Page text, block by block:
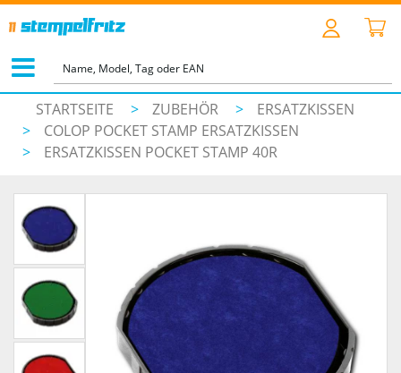
STARTSEITE > ZUBEHÖR >
ERSATZKISSEN
>
COLOP POCKET STAMP ERSATZKISSEN
>
ERSATZKISSEN POCKET STAMP 40R